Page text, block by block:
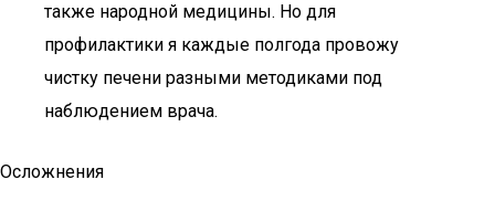
также народной медицины. Но для
профилактики я каждые полгода провожу
чистку печени разными методиками под
наблюдением врача.
Осложнения